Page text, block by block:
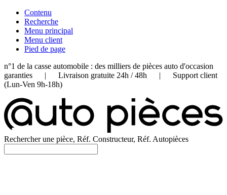
Contenu
Recherche
Menu principal
Menu client
Pied de page
n°1 de la casse automobile : des milliers de pièces auto d'occasion
garanties | Livraison gratuite 24h / 48h | Support client
(Lun-Ven 9h-18h)
Rechercher une pièce, Réf. Constructeur, Réf. Autopièces